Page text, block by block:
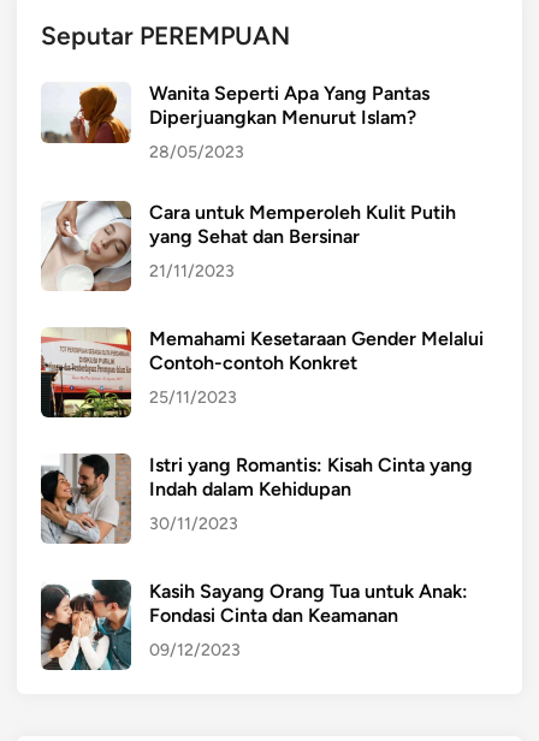
u
r
a
r
a
u
Seputar PEREMPUAN
Wanita Seperti Apa Yang Pantas
Diperjuangkan Menurut Islam?
28/05/2023
Cara untuk Memperoleh Kulit Putih
yang Sehat dan Bersinar
21/11/2023
Memahami Kesetaraan Gender Melalui
Contoh-contoh Konkret
25/11/2023
Istri yang Romantis: Kisah Cinta yang
Indah dalam Kehidupan
30/11/2023
Kasih Sayang Orang Tua untuk Anak:
Fondasi Cinta dan Keamanan
09/12/2023